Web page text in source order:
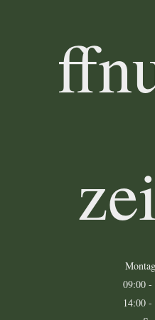
09:00 -
14:00